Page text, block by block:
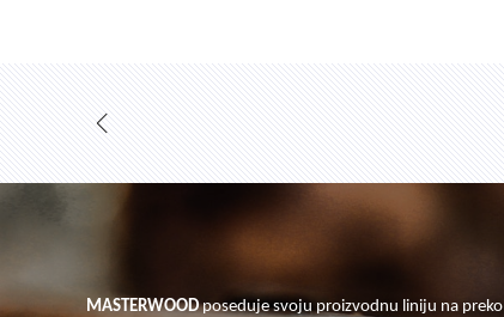
MASTERWOODposeduje svoju proizvodnu liniju na preko